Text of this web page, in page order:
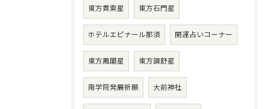
東方貫索星 東方石門星
ホテルエピナール那須 開運占いコーナー
東方鳳閣星 東方調舒星
南学院発展祈願 大前神社